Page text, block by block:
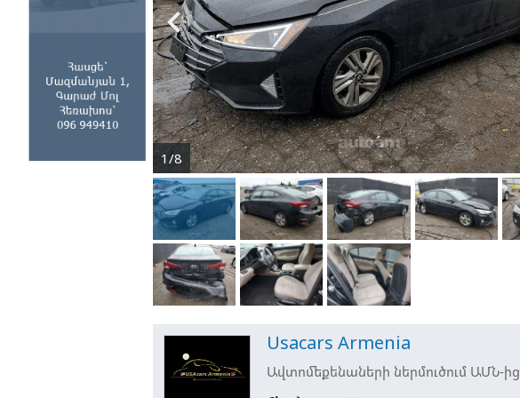
1/8

Usacars Armenia
Ավտոմեքենաների ներմուծում ԱՄՆ-ից